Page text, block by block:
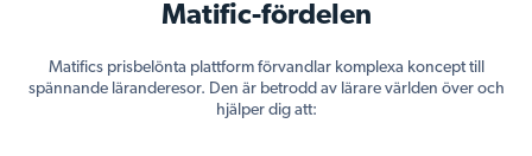
Matific-fördelen
Matifics prisbelönta plattform förvandlar komplexa koncept till
spännande läranderesor. Den är betrodd av lärare världen över och
hjälper dig att: